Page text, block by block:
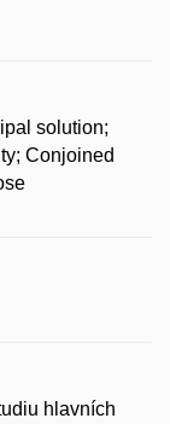
solution;
Conjoined
hlavních